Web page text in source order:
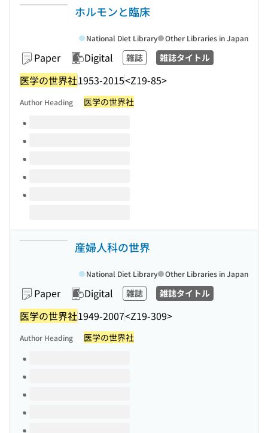
ホルモンと臨床
Paper Digital 雑誌 雑誌タイトル
医学の世界社1953-2015<Z19-85>
National Diet Library Other Libraries in Japan
Author Heading 医学の世界社
Volumes of this title
産婦人科の世界
Paper Digital 雑誌 雑誌タイトル
医学の世界社1949-2007<Z19-309>
National Diet Library Other Libraries in Japan
Author Heading 医学の世界社
Volumes of this title